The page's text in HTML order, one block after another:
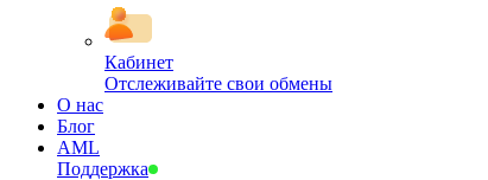
Кабинет
Отслеживайте свои обмены
О нас
Блог
AML
Поддержка